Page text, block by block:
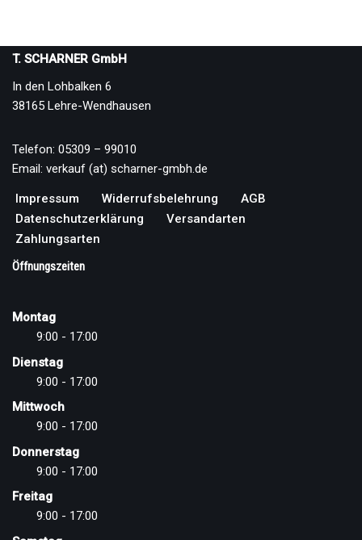
T. SCHARNER GmbH
In den Lohbalken 6
38165 Lehre-Wendhausen
Telefon: 05309 – 99010
Email: verkauf (at) scharner-gmbh.de
Impressum Widerrufsbelehrung
AGB
Datenschutzerklärung
Versandarten
Zahlungsarten
Öffnungszeiten
Montag
9:00 - 17:00
Dienstag
9:00 - 17:00
Mittwoch
9:00 - 17:00
Donnerstag
9:00 - 17:00
Freitag
9:00 - 17:00